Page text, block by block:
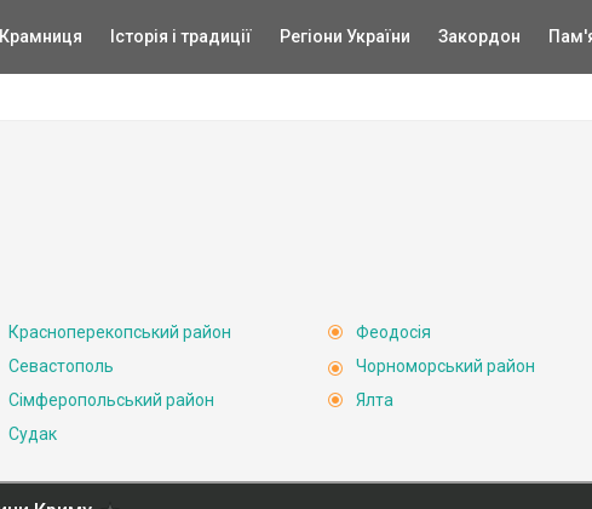
Крамниця Історія і традиції Регіони України Закордон
Красноперекопський район
Севастополь
Сімферопольський район
Судак
Феодосія
Чорноморський район
Ялта